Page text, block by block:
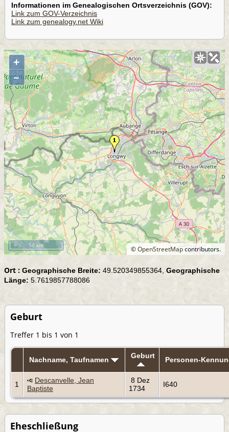
Informationen im Genealogischen Ortsverzeichnis (GOV):
Link zum GOV-Verzeichnis
Link zum genealogy.net Wiki
+
–
©OpenStreetMapcontributors.
10 km
Ort : Geographische Breite:49.520349855364, Geographische
Länge: 5.7619857788086
Geburt
Treffer 1 bis 1 von 1
Nachname, Taufnamen Geburt Personen-
1
Descanvelle, Jean
Baptiste
8 Dez
1734
I640
Eheschließung